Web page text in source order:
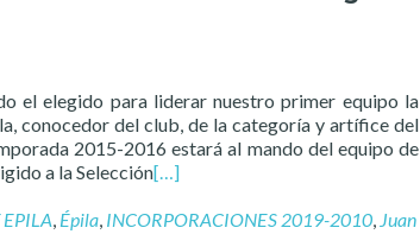
el elegido para liderar nuestro primer equipo la
conocedor del club, de la categoría y artífice del
2015-2016 estará al mando del equipo de
a la Selección[…]
EPILA, Épila, INCORPORACIONES 2019-2010, Juan